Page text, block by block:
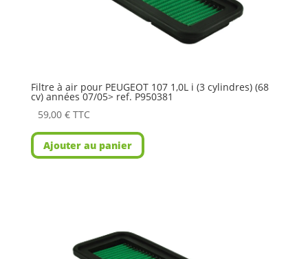
Filtre à air pour PEUGEOT 107 1,0L i (3 cylindres) (68
cv) années 07/05> ref. P950381
59,00 € TTC
Ajouter au panier